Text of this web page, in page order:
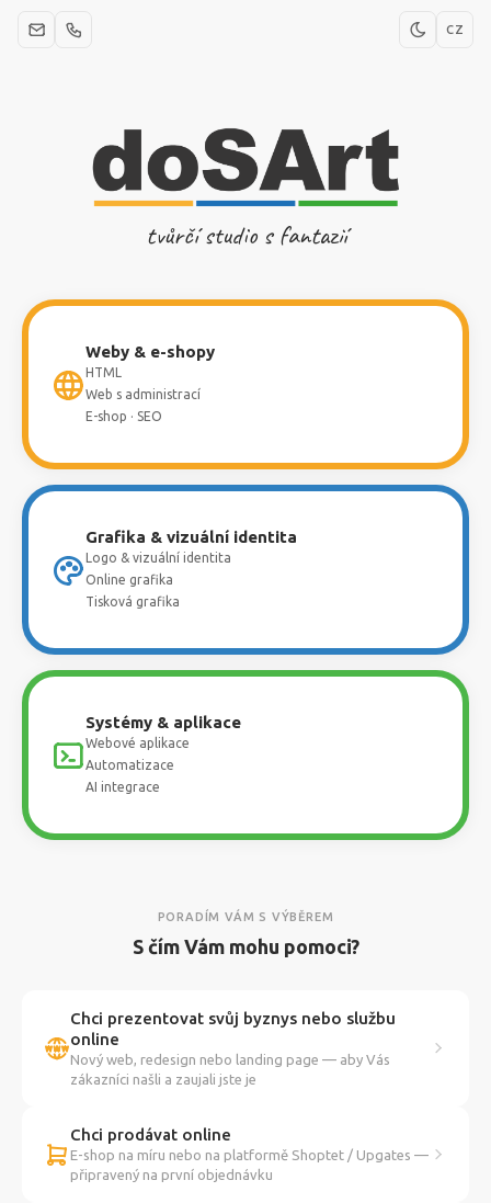
CZ
tvůrčí studio s fantazií
Weby & e-shopy
HTML
Web s administrací
E-shop · SEO
Grafika & vizuální identita
Logo & vizuální identita
Online grafika
Tisková grafika
Systémy & aplikace
Webové aplikace
Automatizace
AI integrace
PORADÍM VÁM S VÝBĚREM
S čím Vám mohu pomoci?
Chci prezentovat svůj byznys nebo službu
online
Nový web, redesign nebo landing page — aby Vás
zákazníci našli a zaujali jste je
Chci prodávat online
E-shop na míru nebo na platformě Shoptet / Upgates —
připravený na první objednávku